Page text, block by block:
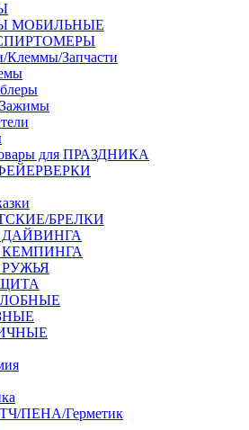
МОБИЛЬНЫЕ
Клеммы/Запчасти
для ПРАЗДНИКА
БРЕЛКИ
ДАЙВИНГА
КЕМПИНГА
РУЖЬЯ
ПЕНА/Герметик